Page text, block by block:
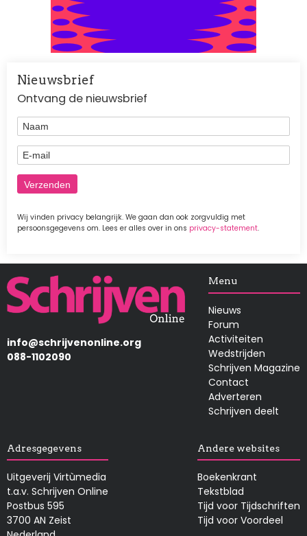
Nieuwsbrief
Ontvang de nieuwsbrief
Naam
E-mail
Wij vinden privacy belangrijk. We gaan dan ook zorgvuldig met
persoonsgegevens om. Lees er alles over in ons privacy-statement.
Afbeelding
info@schrijvenonline.org
088-1102090
Menu
Nieuws
Forum
Activiteiten
Wedstrijden
Schrijven Magazine
Contact
Adverteren
Schrijven deelt
Adresgegevens
Uitgeverij Virtùmedia
t.a.v. Schrijven Online
Postbus 595
3700 AN Zeist
Andere websites
Boekenkrant
Tekstblad
Tijd voor Tijdschriften
Tijd voor Voordeel